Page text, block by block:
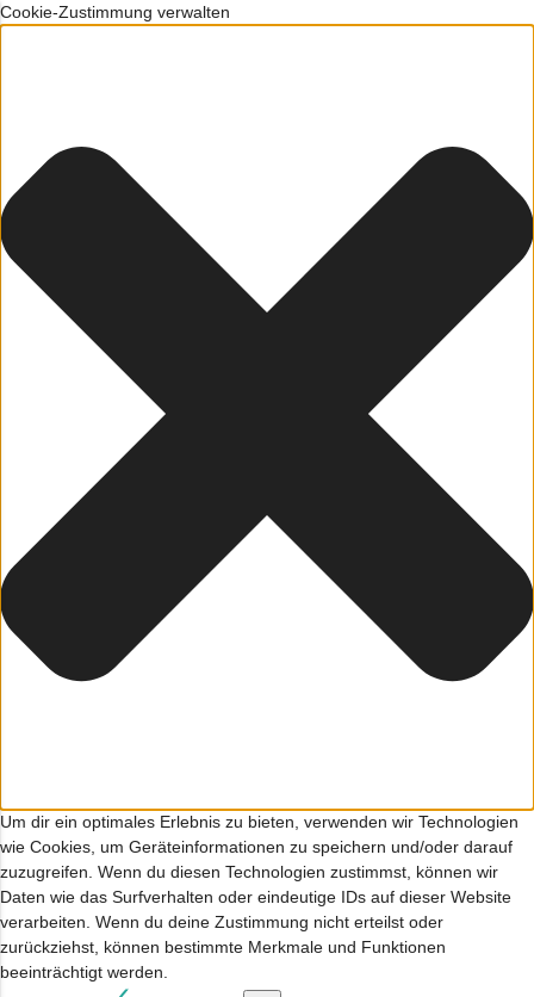
Cookie-Zustimmung verwalten
Um dir ein optimales Erlebnis zu bieten, verwenden wir Technologien
wie Cookies, um Geräteinformationen zu speichern und/oder darauf
zuzugreifen. Wenn du diesen Technologien zustimmst, können wir
Daten wie das Surfverhalten oder eindeutige IDs auf dieser Website
verarbeiten. Wenn du deine Zustimmung nicht erteilst oder
zurückziehst, können bestimmte Merkmale und Funktionen
beeinträchtigt werden.